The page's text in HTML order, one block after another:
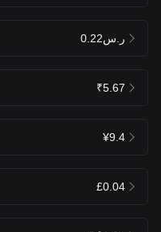
ر.س0.22
₹5.67
¥9.4
£0.04